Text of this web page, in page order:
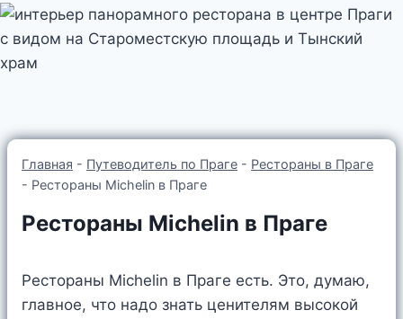
Главная - Путеводитель по Праге - Рестораны в Праге
- Рестораны Michelin в Праге
Рестораны Michelin в Праге
Рестораны Michelin в Праге есть. Это, думаю,
главное, что надо знать ценителям высокой